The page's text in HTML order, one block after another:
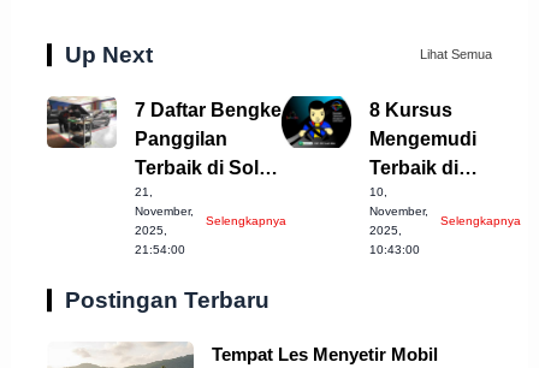
Up Next Lihat Semua
7 Daftar Bengkel
Panggilan
Terbaik di Solo
untuk Anda
21,
November,
2025,
21:54:00
Selengkapnya
8 Kursus
Mengemudi
Terbaik di
Cirebon yang
Harus Dicoba!
10,
November,
2025,
10:43:00
Selengkapnya
Postingan Terbaru
Tempat Les Menyetir Mobil